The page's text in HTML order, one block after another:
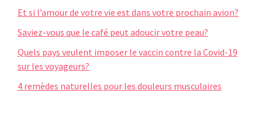
Et si l’amour de votre vie est dans votre prochain avion?
Saviez-vous que le café peut adoucir votre peau?
Quels pays veulent imposer le vaccin contre la Covid-19
sur les voyageurs?
4 remèdes naturelles pour les douleurs musculaires